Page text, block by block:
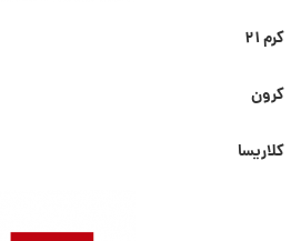
کرم ۲۱
کرون
کلاریسا